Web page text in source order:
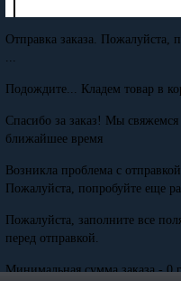
Отправка заказа. Пожалуйста,
Подождите... Кладем товар в
Спасибо за заказ! Мы
ближайшее время
Возникла проблема с отправкой
Пожалуйста, попробуйте еще
Пожалуйста, заполните все
перед отправкой.
Минимальная сумма заказа - 0